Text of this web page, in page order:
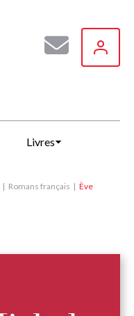
Livres
Romans français Ève